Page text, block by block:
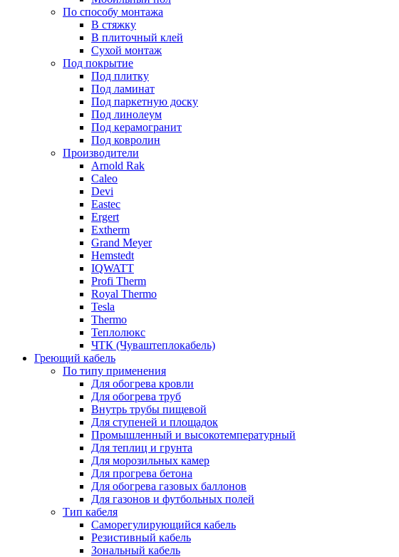
По способу монтажа
В стяжку
В плиточный клей
Сухой монтаж
Под покрытие
Под плитку
Под ламинат
Под паркетную доску
Под линолеум
Под керамогранит
Под ковролин
Производители
Arnold Rak
Caleo
Devi
Eastec
Ergert
Extherm
Grand Meyer
Hemstedt
IQWATT
Profi Therm
Royal Thermo
Tesla
Thermo
Теплолюкс
ЧТК (Чуваштеплокабель)
Греющий кабель
По типу применения
Для обогрева кровли
Для обогрева труб
Внутрь трубы пищевой
Для ступеней и площадок
Промышленный и высокотемпературный
Для теплиц и грунта
Для морозильных камер
Для прогрева бетона
Для обогрева газовых баллонов
Для газонов и футбольных полей
Тип кабеля
Саморегулирующийся кабель
Резистивный кабель
Зональный кабель